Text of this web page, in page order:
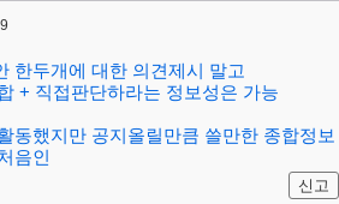
한두개에 대한 의견제시 말고
+ 직접판단하라는 정보성은 가능
동했지만 공지올릴만큼 쓸만한 종합정보
음인
신고